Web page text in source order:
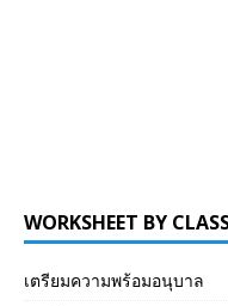
WORKSHEET BY
เตรียมความพร้อมอนุบาล